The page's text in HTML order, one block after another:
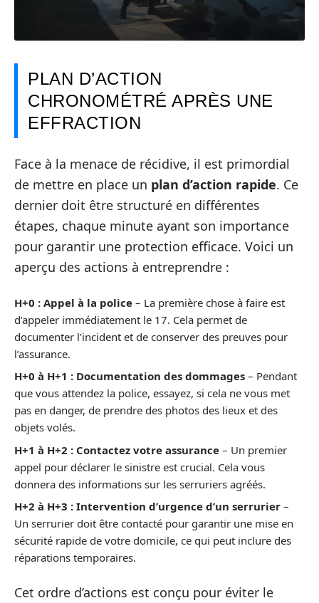
PLAN D’ACTION
CHRONOMÉTRÉ APRÈS UNE
EFFRACTION
Face à la menace de récidive, il est primordial
de mettre en place un plan d’action rapide. Ce
dernier doit être structuré en différentes
étapes, chaque minute ayant son importance
pour garantir une protection efficace. Voici un
aperçu des actions à entreprendre :
H+0 : Appel à la police – La première chose à faire est
d’appeler immédiatement le 17. Cela permet de
documenter l’incident et de conserver des preuves pour
l’assurance.
H+0 à H+1 : Documentation des dommages – Pendant
que vous attendez la police, essayez, si cela ne vous met
pas en danger, de prendre des photos des lieux et des
objets volés.
H+1 à H+2 : Contactez votre assurance – Un premier
appel pour déclarer le sinistre est crucial. Cela vous
donnera des informations sur les serruriers agréés.
H+2 à H+3 : Intervention d’urgence d’un serrurier –
Un serrurier doit être contacté pour garantir une mise en
sécurité rapide de votre domicile, ce qui peut inclure des
réparations temporaires.
Cet ordre d’actions est conçu pour éviter le